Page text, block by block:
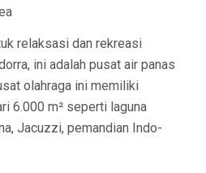
relaksasi dan rekreasi
ini adalah pusat air panas
olahraga ini memiliki
6.000 m² seperti laguna
Jacuzzi, pemandian Indo-